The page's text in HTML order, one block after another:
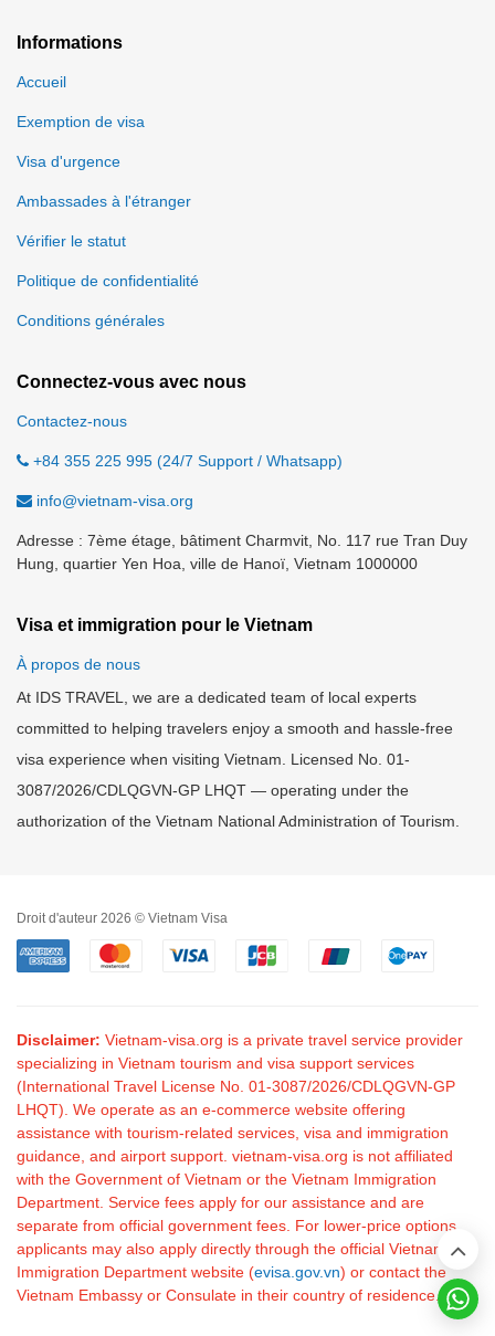
Informations
Accueil
Exemption de visa
Visa d'urgence
Ambassades à l'étranger
Vérifier le statut
Politique de confidentialité
Conditions générales
Connectez-vous avec nous
Contactez-nous
+84 355 225 995 (24/7 Support / Whatsapp)
info@vietnam-visa.org
Adresse : 7ème étage, bâtiment Charmvit, No. 117 rue Tran Duy
Hung, quartier Yen Hoa, ville de Hanoï, Vietnam 1000000
Visa et immigration pour le Vietnam
À propos de nous
At IDS TRAVEL, we are a dedicated team of local experts
committed to helping travelers enjoy a smooth and hassle-free
visa experience when visiting Vietnam. Licensed No. 01-
3087/2026/CDLQGVN-GP LHQT — operating under the
authorization of the Vietnam National Administration of Tourism.
Droit d'auteur 2026 © Vietnam Visa
Disclaimer: Vietnam-visa.org is a private travel service provider
specializing in Vietnam tourism and visa support services
(International Travel License No. 01-3087/2026/CDLQGVN-GP
LHQT). We operate as an e-commerce website offering
assistance with tourism-related services, visa and immigration
guidance, and airport support. vietnam-visa.org is not affiliated
with the Government of Vietnam or the Vietnam Immigration
Department. Service fees apply for our assistance and are
separate from official government fees. For lower-price options,
applicants may also apply directly through the official Vietnam
Immigration Department website (evisa.gov.vn) or contact the
Vietnam Embassy or Consulate in their country of residence.